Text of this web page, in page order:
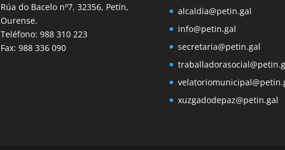
Rúa do Bacelo nº7, 32356, Petín,
Ourense.
Teléfono: 988 310 223
Fax: 988 336 090
alcaldia@petin.gal
info@petin.gal
secretaria@petin.gal
xuzgadodepaz@petin.gal